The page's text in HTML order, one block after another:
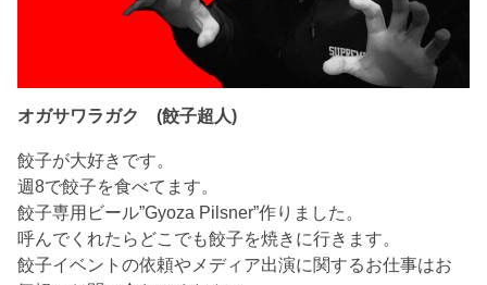
オガサワラガク (餃子超人)
餃子が大好きです。
週8で餃子を食べてます。
餃子専用ビール”Gyoza Pilsner”作りました。
呼んでくれたらどこでも餃子を焼きに行きます。
餃子イベントの依頼やメディア出演に関するお仕事はお